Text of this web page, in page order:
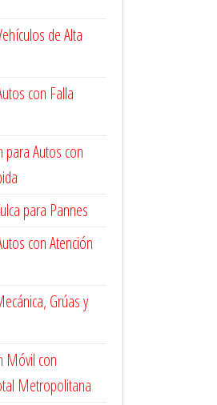
de Alta
con Falla
para Autos con
para Pannes
con Atención
Grúas y
Móvil con
Metropolitana